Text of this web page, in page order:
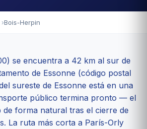
Bois-Herpin
se encuentra a 42 km al sur de
de Essonne (código postal
sureste de Essonne está en una
público termina pronto — el
de forma natural tras el cierre de
La ruta más corta a París-Orly